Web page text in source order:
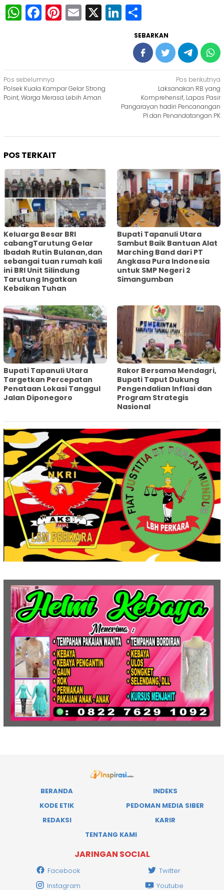
WhatsApp
Facebook
Pinterest
Email
X LinkedIn
SEBARKAN
Navigasi
pos
Pos sebelumnya
Polsek Kuala Kampar Gelar Strong
Point, Warga Merasa Lebih Aman
Pos berikutnya
Laksanakan RB yang
Komprehensif, Lapas Pasir
Pangarayan hadiri Pencanangan
PI dan Penandatangan PK
POS TERKAIT
Keluarga Besar BRI
cabangTarutung Gelar
Ibadah Rutin Bulanan,dan
sebangai tuan rumah kali
ini BRI Unit Silindung
Tarutung Ingatkan
Kebaikan Tuhan
Bupati Tapanuli Utara
Sambut Baik Bantuan Alat
Marching Band dari PT
Angkasa Pura Indonesia
untuk SMP Negeri 2
Simangumban
‎Bupati Tapanuli Utara
Targetkan Percepatan
Penataan Lokasi Tanggul
Jalan Diponegoro
Rakor Bersama Mendagri,
Bupati Taput Dukung
Pengendalian Inflasi dan
Program Strategis
Nasional‎
BERANDA
INDEKS
KODE ETIK
PEDOMAN MEDIA SIBER
REDAKSI
KARIR
TENTANG KAMI
JARINGAN SOCIAL
Facebook
Twitter
Instagram
Youtube